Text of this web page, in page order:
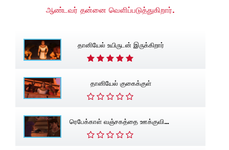
ஆண்டவர் தன்னை வெளிப்படுத்துகிறார்.
தானியேல் உயிருடன் இருக்கிறார்
தானியேல் குகைக்குள்
ரெபேக்காள் வஞ்சகத்தை ஊக்குவிக்கிறாள்